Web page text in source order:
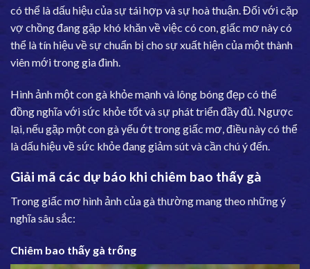
có thể là dấu hiệu của sự tái hợp và sự hoà thuận. Đối với cặp
vợ chồng đang gặp khó khăn về việc có con, giấc mơ này có
thể là tín hiệu về sự chuẩn bị cho sự xuất hiện của một thành
viên mới trong gia đình.
Hình ảnh một con gà khỏe mạnh và lông bóng đẹp có thể
đồng nghĩa với sức khỏe tốt và sự phát triển đầy đủ. Ngược
lại, nếu gặp một con gà yếu ớt trong giấc mơ, điều này có thể
là dấu hiệu về sức khỏe đang giảm sút và cần chú ý đến.
Giải mã các dự báo khi chiêm bao thấy gà
Trong giấc mơ hình ảnh của gà thường mang theo những ý
nghĩa sâu sắc:
Chiêm bao thấy gà trống